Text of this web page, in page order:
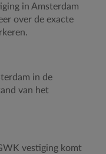
in Amsterdam
over de exacte
in de
van het
vestiging komt